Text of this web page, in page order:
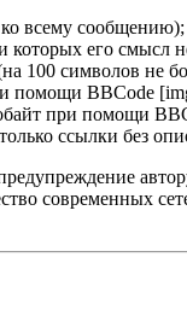
всему сообщению);
которых его смысл
100 символов не
помощи BBCode
при помощи
ссылки без
современных